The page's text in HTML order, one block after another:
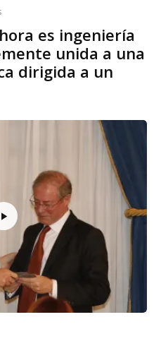
es ingeniería
unida a una
dirigida a un